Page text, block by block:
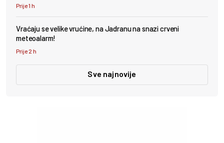
Prije 1 h
Vraćaju se velike vrućine, na Jadranu na snazi crveni
meteoalarm!
Prije 2 h
Sve najnovije